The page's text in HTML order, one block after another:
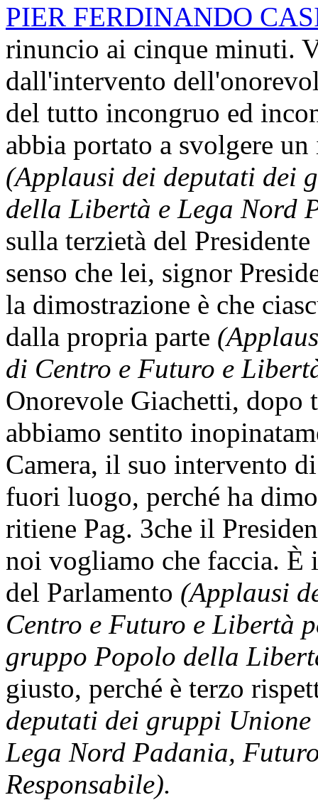
PIER FERDINANDO
rinuncio ai cinque minuti.
dall'intervento
del tutto incongruo ed
abbia portato a svolgere
(Applausi dei deputati dei
della Libertà e Lega Nord
sulla terzietà del
senso che lei, signor
la dimostrazione è che
dalla propria parte
di Centro e Futuro e
Onorevole Giachetti, dopo
abbiamo sentito
Camera, il suo intervento
fuori luogo, perché ha
ritiene Pag. 3che il
noi vogliamo che faccia. È
del Parlamento (Applausi
Centro e Futuro e Libertà
gruppo Popolo della
giusto, perché è terzo
deputati dei gruppi
Lega Nord Padania,
Responsabile).